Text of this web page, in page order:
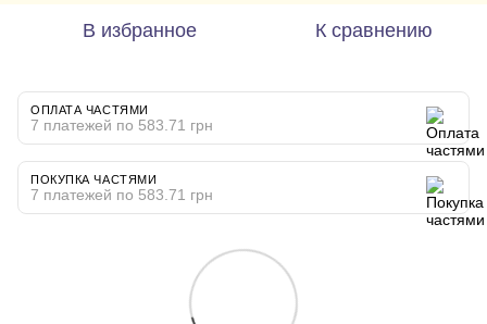
В избранное К сравнению
ОПЛАТА ЧАСТЯМИ
7 платежей по 583.71 грн
ПОКУПКА ЧАСТЯМИ
7 платежей по 583.71 грн